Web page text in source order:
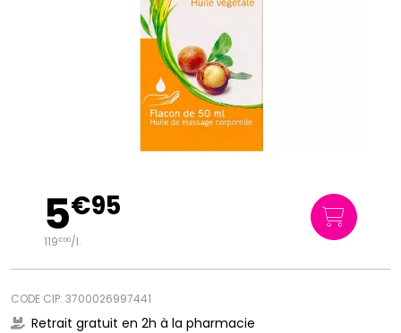
5€95
119€00/l.
CODE CIP: 3700026997441
Retrait gratuit en 2h à la pharmacie